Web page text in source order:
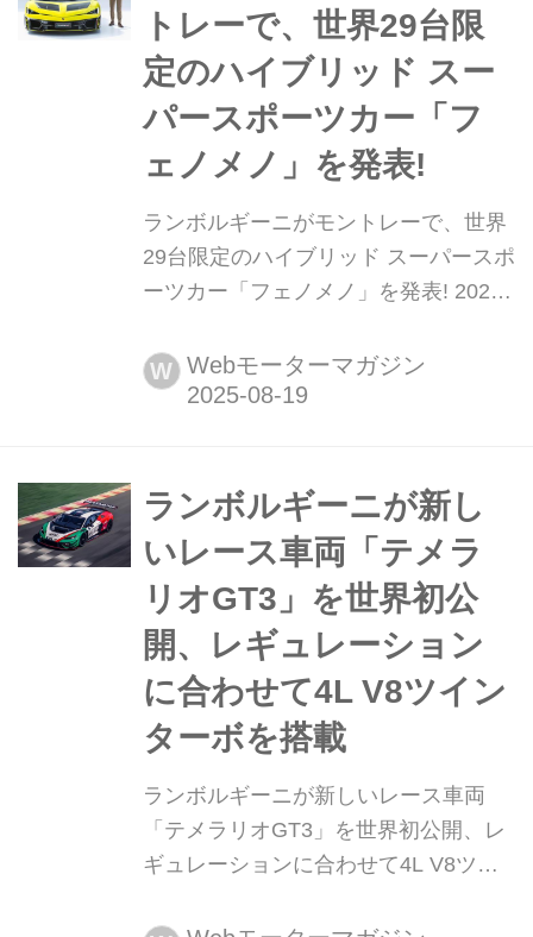
トレーで、世界29台限
定のハイブリッド スー
パースポーツカー「フ
ェノメノ」を発表!
ランボルギーニがモントレーで、世界
29台限定のハイブリッド スーパースポ
ーツカー「フェノメノ」を発表! 2025
リ ランボルギーニはチェントロ ステ
ィーレの20周年を記念する29台限定の
イークで発表した。
W Webモーターマガジン
ランボルギーニが新し
いレース車両「テメラ
リオGT3」を世界初公
開、レギュレーション
に合わせて4L V8ツイン
ターボを搭載
ランボルギーニが新しいレース車両
「テメラリオGT3」を世界初公開、レ
ギュレーションに合わせて4L V8ツイ